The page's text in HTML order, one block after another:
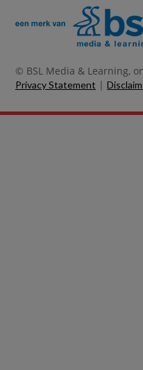
© BSL Media & Learning,
Privacy Statement |